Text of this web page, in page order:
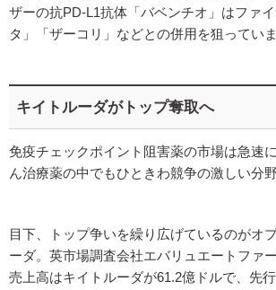
ザーの抗PD-L1抗体「バベンチオ」はファ
タ」「ザーコリ」などとの併用を狙っていま
キイトルーダがトップ奪取へ
免疫チェックポイント阻害薬の市場は急速
ん治療薬の中でもひときわ競争の激しい分
目下、トップ争いを繰り広げているのがオ
ーダ。英市場調査会社エバリュエートファ
売上高はキイトルーダが61.2億ドルで、先